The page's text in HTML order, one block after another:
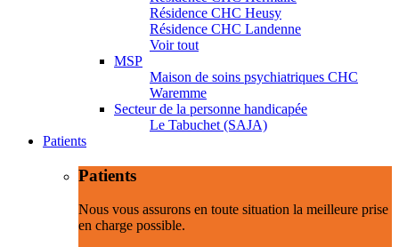
Résidence CHC Heusy
Résidence CHC Landenne
Voir tout
MSP
Maison de soins psychiatriques CHC
Waremme
Secteur de la personne handicapée
Le Tabuchet (SAJA)
Patients
Patients
Nous vous assurons en toute situation la meilleure prise
en charge possible.